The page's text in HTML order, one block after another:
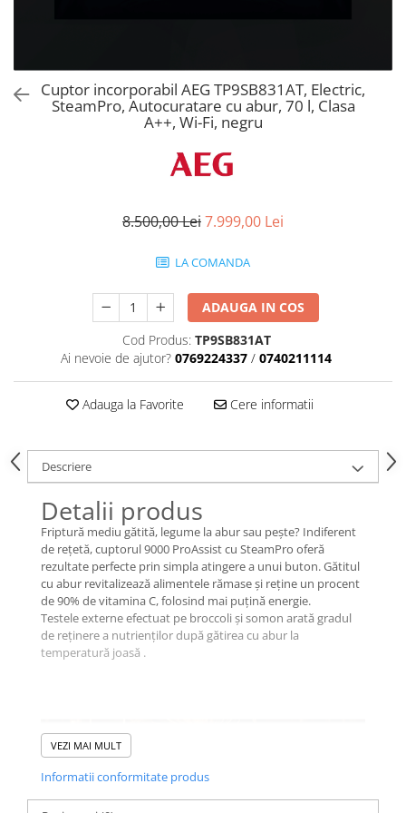
Ingrijirea rufelor si a vaselor
Masini de spalat vase
Masini de spalat rufe cu uscator
Cuptor incorporabil AEG TP9SB831AT, Electric,
SteamPro, Autocuratare cu abur, 70 l, Clasa
A++, Wi-Fi, negru
8.500,00 Lei7.999,00 Lei
LA COMANDA
ADAUGA IN COS
Cod Produs: TP9SB831AT
Ai nevoie de ajutor? 0769224337 / 0740211114
Adauga la Favorite Cere informatii
Descriere
Detalii produs
Friptură mediu gătită, legume la abur sau pește? Indiferent
de rețetă, cuptorul 9000 ProAssist cu SteamPro oferă
rezultate perfecte prin simpla atingere a unui buton. Gătitul
cu abur revitalizează alimentele rămase și reține un procent
de 90% de vitamina C, folosind mai puțină energie.
Testele externe efectuat pe broccoli și somon arată gradul
de reținere a nutrienților după gătirea cu abur la
temperatură joasă .
VEZI MAI MULT
Informatii conformitate produs